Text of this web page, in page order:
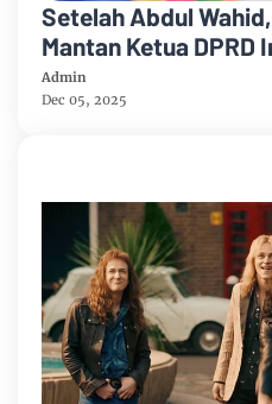
Setelah Abdul
Mantan Ketua DPRD
Admin
Dec 05, 2025